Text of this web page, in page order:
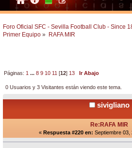
Foro Oficial SFC - Sevilla Football Club - Since
Primer Equipo » RAFA MIR
Páginas: 1 ...8 9 10 11 [12] 13 Ir Abajo
0 Usuarios y 3 Visitantes están viendo este tema.
sivigliano
Re:RAFA MIR
« Respuesta #220 en: Septiembre 03,